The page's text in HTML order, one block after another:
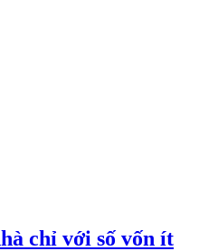
chỉ với số vốn ít